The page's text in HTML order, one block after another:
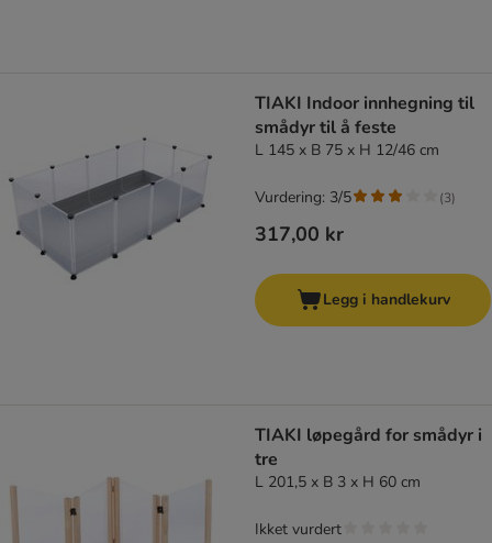
TIAKI Indoor innhegning til
smådyr til å feste
L 145 x B 75 x H 12/46 cm
317,00 kr
Vurdering: 3/5 (3)
Legg i handlekurv
TIAKI løpegård for smådyr i
tre
L 201,5 x B 3 x H 60 cm
Ikket vurdert